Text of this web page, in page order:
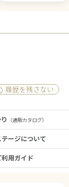
履歴を残さない
（通販カタログ）
ージについて
利用ガイド